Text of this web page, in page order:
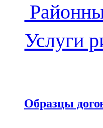
Услуги
Образцы